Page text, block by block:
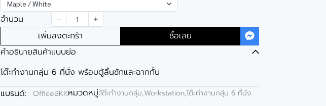
Maple / White
จำนวน
เพิ่มลงตะกร้า
ซื้อเลย
คำอธิบายสินค้าแบบย่อ
โต๊ะทำงานกลุ่ม 6 ที่นั่ง พร้อมตู้ลิ้นชักและฉากกั้น
แบรนด์:
OfficeBKKหมวดหมู่:โต๊ะทำงานกลุ่ม,Workstation,โต๊ะทำงานกลุ่ม 6 ที่นั่ง